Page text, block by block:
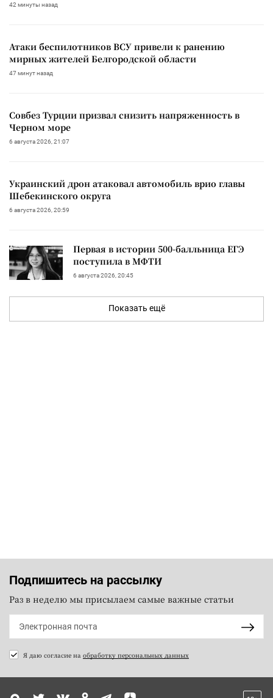
42 минуты назад
Атаки беспилотников ВСУ привели к ранению
мирных жителей Белгородской области
47 минут назад
Совбез Турции призвал снизить напряженность в
Черном море
6 августа 2026, 21:07
Украинский дрон атаковал автомобиль врио главы
Шебекинского округа
6 августа 2026, 20:59
Первая в истории 500-балльница ЕГЭ
поступила в МФТИ
6 августа 2026, 20:45
Показать ещё
Подпишитесь на рассылку
Раз в неделю мы присылаем самые важные статьи
Я даю согласие на обработку персональных данных